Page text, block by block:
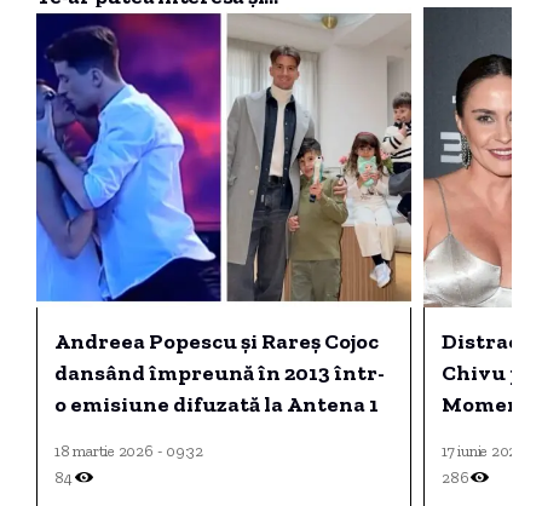
Andreea Popescu și Rareș Cojoc
dansând împreună în 2013 într-
o emisiune difuzată la Antena 1
18 martie 2026 - 09:32
84
Chivu
17 iunie 2026 -
286